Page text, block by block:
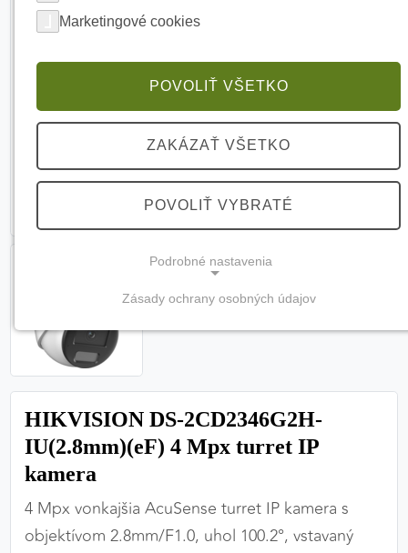
HIKVISION DS-2CD2346G2H-
IU(2.8mm)(eF) 4 Mpx turret IP
kamera
4 Mpx vonkajšia AcuSense turret IP kamera s
objektívom 2.8mm/F1.0, uhol 100.2°, vstavaný
Marketingové cookies
POVOLIŤ VŠETKO
ZAKÁZAŤ VŠETKO
POVOLIŤ VYBRATÉ
Podrobné nastavenia
(vždy aktívne, nemožno vypnúť)
Tieto cookies sú potrebné na správne fungovanie
zabezpečiť jej plnú funkčnosť.
PREFERENČNÉ COOKIES
Zásady ochrany osobných údajov